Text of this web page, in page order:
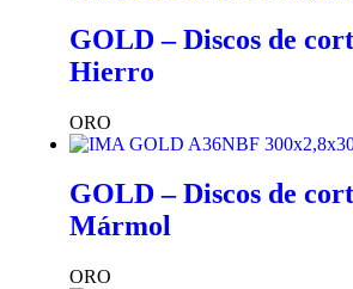
GOLD – Discos de
Hierro
ORO
GOLD – Discos de
Mármol
ORO